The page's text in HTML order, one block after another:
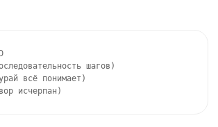
шагов)
всё понимает)
исчерпан)